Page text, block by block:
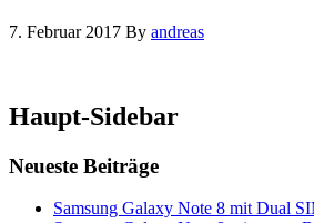
7. Februar 2017 By andreas
Haupt-Sidebar
Neueste Beiträge
Samsung Galaxy Note 8 mit Dual